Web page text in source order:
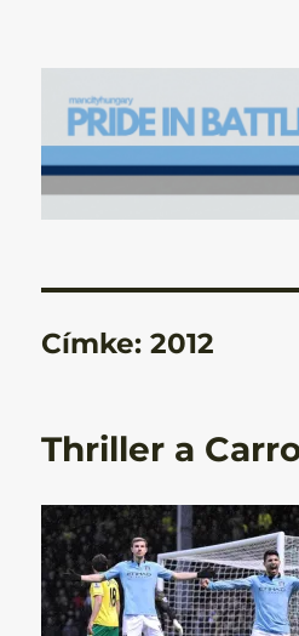
Manchester City
Battle
Címke:2012
Thriller a